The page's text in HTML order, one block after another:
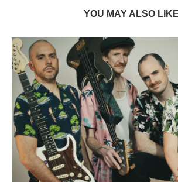
YOU MAY ALSO LIKE